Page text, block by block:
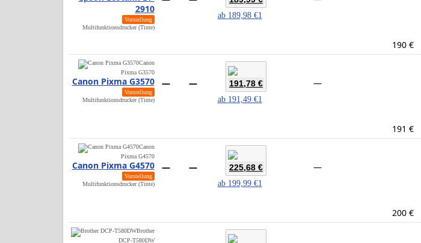
2910
Vorstellung
Multifunktionsdrucker (Tinte)
ab 189,98 €1
190 €
Canon
Pixma G3570
Canon Pixma G3570
Vorstellung
Multifunktionsdrucker (Tinte)
— — 191,78 €
ab 191,49 €1
—
191 €
Canon
Pixma G4570
Canon Pixma G4570
Vorstellung
Multifunktionsdrucker (Tinte)
— — 225,68 €
ab 199,99 €1
—
200 €
Brother
DCP-T580DW